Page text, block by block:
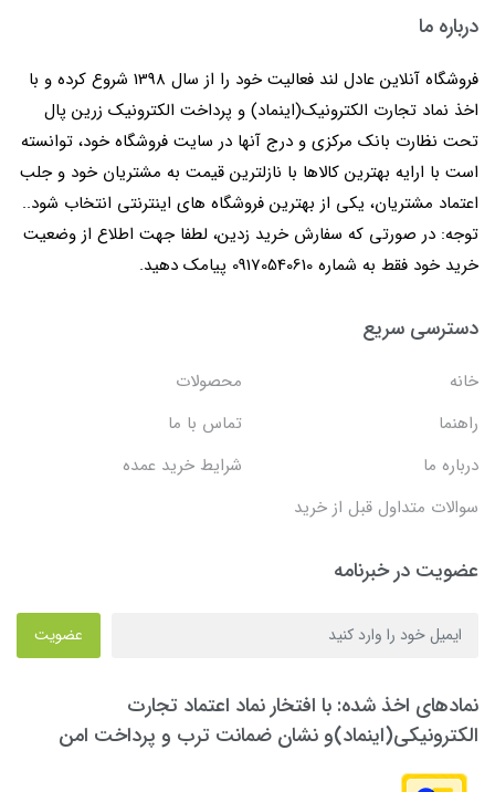
درباره ما
فروشگاه آنلاین عادل لند فعالیت خود را از سال 1398 شروع کرده و با
اخذ نماد تجارت الکترونیک(اینماد) و پرداخت الکترونیک زرین پال
تحت نظارت بانک مرکزی و درج آنها در سایت فروشگاه خود، توانسته
است با ارایه بهترین کالاها با نازلترین قیمت به مشتریان خود و جلب
اعتماد مشتریان، یکی از بهترین فروشگاه های اینترنتی انتخاب شود..
توجه: در صورتی که سفارش خرید زدین، لطفا جهت اطلاع از وضعیت
خرید خود فقط به شماره 09170540610 پیامک دهید.
دسترسی سریع
خانه
محصولات
راهنما
تماس با ما
درباره ما
شرایط خرید عمده
سوالات متداول قبل از خرید
عضویت در خبرنامه
عضویت
نمادهای اخذ شده: با افتخار نماد اعتماد تجارت
الکترونیکی(اینماد)و نشان ضمانت ترب و پرداخت امن